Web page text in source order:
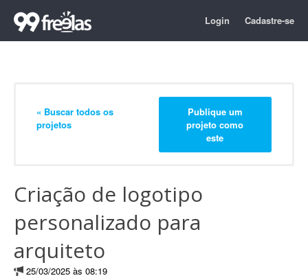
Login Cadastre-se
« Buscar todos os
projetos
Publique um
projeto como
este
Criação de logotipo
personalizado para
arquiteto
25/03/2025 às 08:19